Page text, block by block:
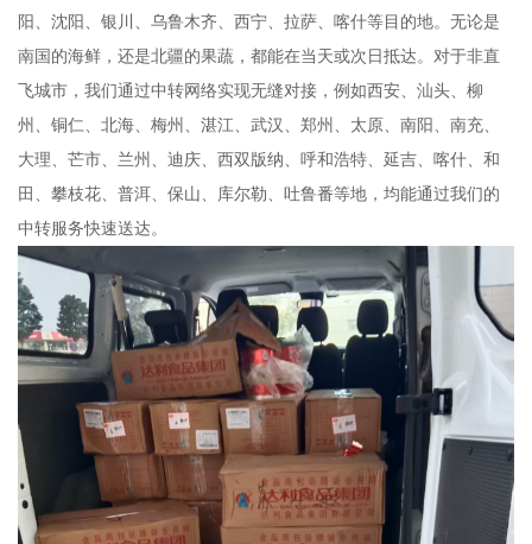
阳、沈阳、银川、乌鲁木齐、西宁、拉萨、喀什等目的地。无论是
南国的海鲜，还是北疆的果蔬，都能在当天或次日抵达。对于非直
飞城市，我们通过中转网络实现无缝对接，例如西安、汕头、柳
州、铜仁、北海、梅州、湛江、武汉、郑州、太原、南阳、南充、
大理、芒市、兰州、迪庆、西双版纳、呼和浩特、延吉、喀什、和
田、攀枝花、普洱、保山、库尔勒、吐鲁番等地，均能通过我们的
中转服务快速送达。